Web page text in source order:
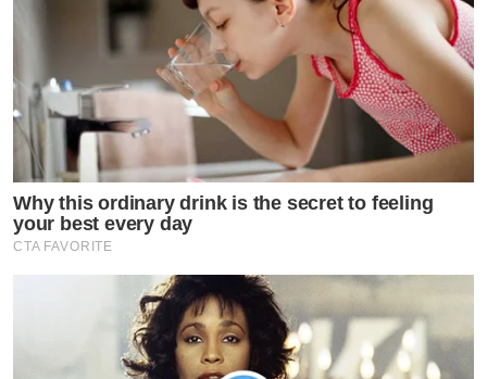
Why this ordinary drink is the secret to feeling
your best every day
CTA FAVORITE